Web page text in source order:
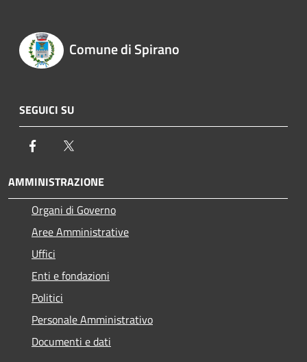
Comune di Spirano
SEGUICI SU
Facebook
AMMINISTRAZIONE
Organi di Governo
Aree Amministrative
Uffici
Enti e fondazioni
Politici
Personale Amministrativo
Documenti e dati